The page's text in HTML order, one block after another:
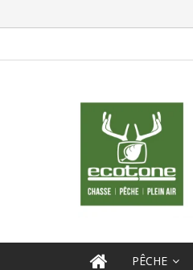
PÊCHE